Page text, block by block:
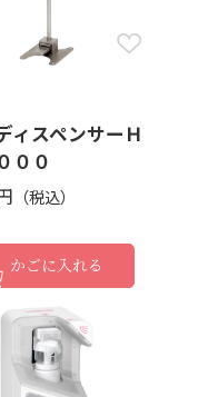
ィスペンサーＨ
００
かごに入れる